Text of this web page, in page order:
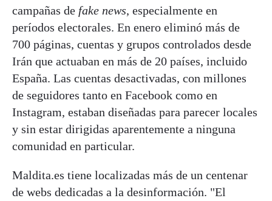
campañas de fake news, especialmente en
períodos electorales. En enero eliminó más de
700 páginas, cuentas y grupos controlados desde
Irán que actuaban en más de 20 países, incluido
España. Las cuentas desactivadas, con millones
de seguidores tanto en Facebook como en
Instagram, estaban diseñadas para parecer locales
y sin estar dirigidas aparentemente a ninguna
comunidad en particular.
Maldita.es tiene localizadas más de un centenar
de webs dedicadas a la desinformación. "El